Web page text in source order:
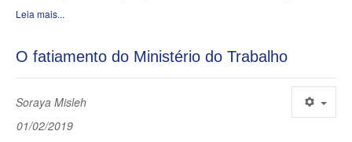
Leia mais...
O fatiamento do Ministério do Trabalho
Soraya Misleh
01/02/2019